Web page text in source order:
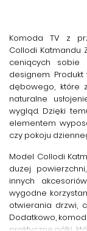
Komoda TV z
Collodi Katmandu
ceniących sobie
designem.
dębowego, które
naturalne
wygląd. Dzięki
elementem
czy pokoju
Model Collodi
dużej
innych
wygodne
otwierania drzwi,
Dodatkowo,